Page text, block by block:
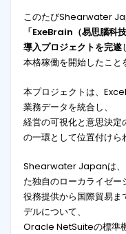
このたびShearwater
「ExeBrain（易思腦科
導入プロジェクトを完遂
本格稼働を開始したこと
本プロジェクトは、
業務データを統合し、
経営の可視化と意思決定
の一環として位置付けら
Shearwater Japanは、
た独自のローカライゼー
役務提供から国際貿易
デルについて、
Oracle NetSuiteの標準